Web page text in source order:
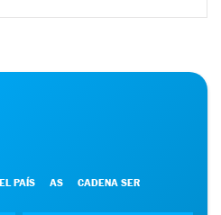
EL PAÍS AS CADENA SER